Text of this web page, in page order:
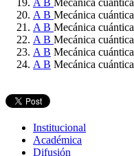
A B Mecánica cuántica
A B Mecánica cuántica
A B Mecánica cuántica
A B Mecánica cuántica
A B Mecánica cuántica
Institucional
Académica
Difusión